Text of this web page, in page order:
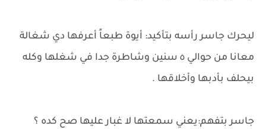
ليحرك جاسر رأسه بتأكيد: أيوة طبعاً أعرفها دي شغالة
معانا من حوالي ٥ سنين وشاطرة جدا في شغلها وكله
بيحلف بأدبها وأخلاقها .
جاسر بتفهم:يعني سمعتها لا غبار عليها صح كده ؟